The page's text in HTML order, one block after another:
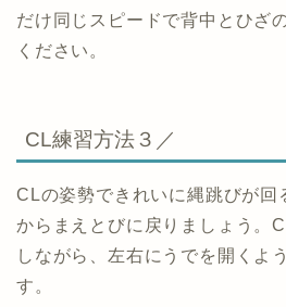
だけ同じスピードで背中とひざ
ください。
CL練習方法３／
CLの姿勢できれいに縄跳びが回
からまえとびに戻りましょう。
しながら、左右にうでを開くよ
す。